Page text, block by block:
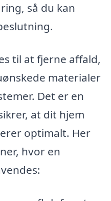
så du kan
til at fjerne affald,
materialer
Det er en
at dit hjem
optimalt. Her
hvor en